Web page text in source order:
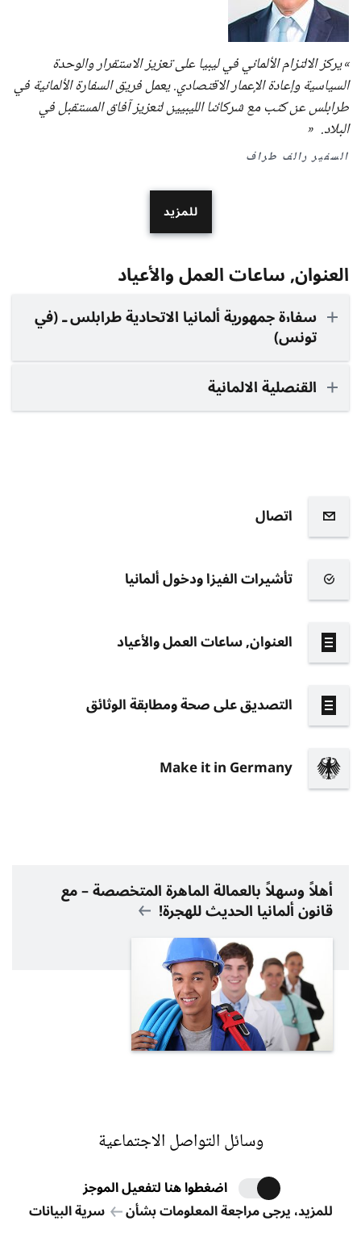
يركز الالتزام الألماني في ليبيا على تعزيز الاستقرار والوحدة
السياسية وإعادة الإعمار الاقتصادي. يعمل فريق السفارة الألمانية في
طرابلس عن كثب مع شركائنا الليبيين لتعزيز آفاق المستقبل في
البلاد.
السفير رالف طراف
للمزيد
العنوان, ساعات العمل والأعياد
سفارة جمهورية ألمانيا الاتحادية طرابلس ـ (في
تونس)
القنصلية الالمانية
اتصال
تأشيرات الفيزا ودخول ألمانيا
العنوان, ساعات العمل والأعياد
التصديق على صحة ومطابقة الوثائق
Make it in Germany
أهلاً وسهلاً بالعمالة الماهرة المتخصصة – مع
قانون ألمانيا الحديث للهجرة!
وسائل التواصل الاجتماعية
اضغطوا هنا لتفعيل الموجز
للمزيد، يرجى مراجعة المعلومات بشأن
سرية البيانات